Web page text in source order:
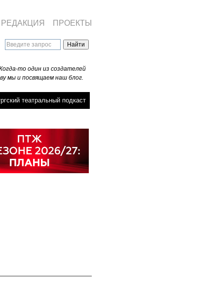
то один из создателей
мы и посвящаем наш блог.
театральный подкаст
РЕДАКЦИЯ ПРОЕКТЫ